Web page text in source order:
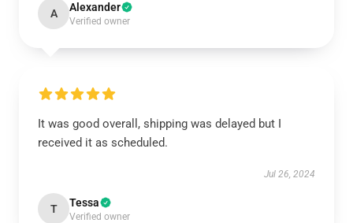
A Alexander
Verified owner
It was good overall, shipping was delayed but I
received it as scheduled.
Jul 26, 2024
T Tessa
Verified owner